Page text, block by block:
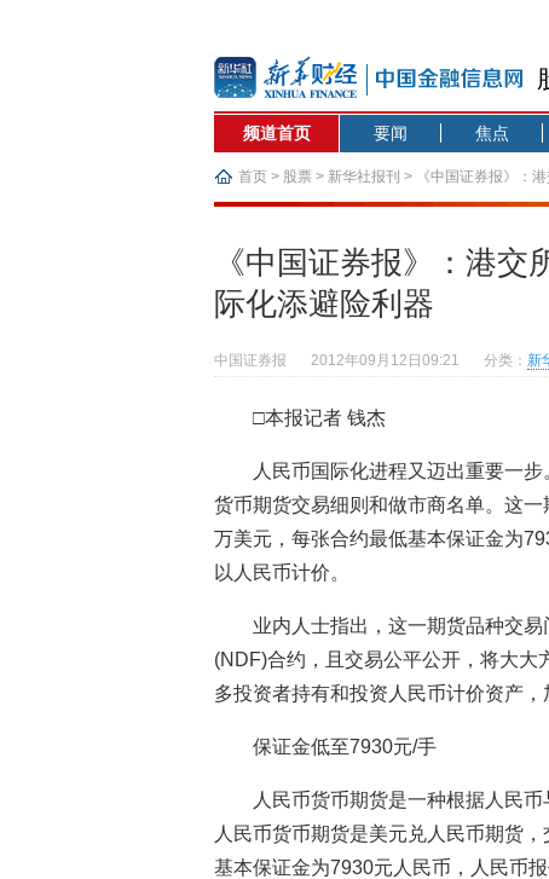
频道首页 要闻 焦点
首页 > 股票 > 新华社报刊 > 《中国证券报》：
《中国证券报》：港
际化添避险利器
中国证券报 2012年09月12日09:21 分类： 新
□本报记者 钱杰
人民币国际化进程又迈出重要一
货币期货交易细则和做市商名单。这
万美元，每张合约最低基本保证金为
以人民币计价。
业内人士指出，这一期货品种交易
(NDF)合约，且交易公平公开，将大大
多投资者持有和投资人民币计价资产，
保证金低至7930元/手
人民币货币期货是一种根据人民
人民币货币期货是美元兑人民币期货
基本保证金为7930元人民币，人民币